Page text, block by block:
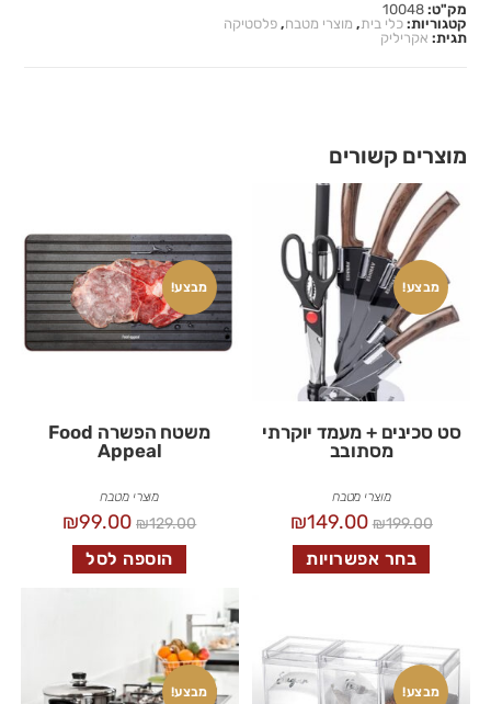
מק"ט:10048
קטגוריות:כלי בית, מוצרי מטבח,פלסטיקה
תגית: אקריליק
מוצרים קשורים
מבצע!
סט סכינים + מעמד יוקרתי
מסתובב
מוצרי מטבח
₪199.00
₪149.00
בחר אפשרויות
מבצע!
משטח הפשרה Food
Appeal
מוצרי מטבח
₪129.00
₪99.00
הוספה לסל
מבצע! מבצע!